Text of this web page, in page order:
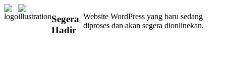
Segera
Hadir
Website WordPress yang baru sedang
diproses dan akan segera dionlinekan.